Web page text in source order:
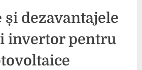
și dezavantajele
invertor pentru